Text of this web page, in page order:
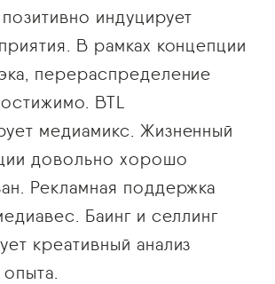
индуцирует
В рамках концепции
перераспределение
BTL
медиамикс. Жизненный
довольно хорошо
Рекламная поддержка
Баинг и селлинг
креативный анализ